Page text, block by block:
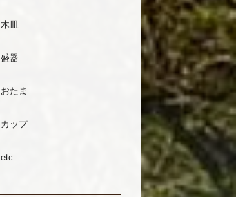
木皿
盛器
おたま
カップ
etc